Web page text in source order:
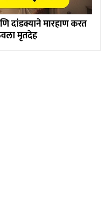
दांडक्याने मारहाण करत
मृतदेह